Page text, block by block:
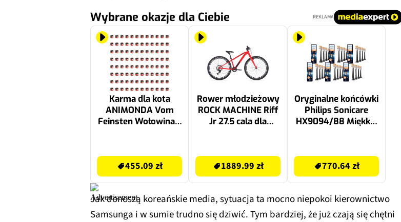
Wybrane okazje dla Ciebie REKLAMA
Karma dla kota
ANIMONDA Vom
Feinsten Wołowina z
455.09 zł
Rower młodzieżowy
ROCK MACHINE Riff
Jr 27.5 cala dla
1889.99 zł
Oryginalne końcówki
Philips Sonicare
HX9094/88 Miękkie
zaawansowana
pielęgnacja)
770.64 zł
Jak donoszą koreańskie media, sytuacja ta mocno niepokoi kierownictwo
Samsunga i w sumie trudno się dziwić. Tym bardziej, że już czają się chętni